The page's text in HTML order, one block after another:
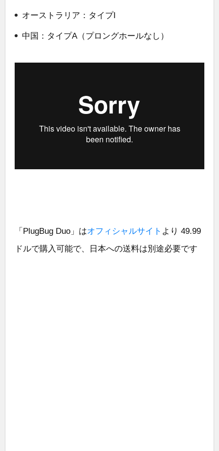
オーストラリア：タイプI
中国：タイプA（プロングホールなし）
「PlugBug Duo」はオフィシャルサイト より 49.99
ドルで購入可能で、日本への送料は別途必要です